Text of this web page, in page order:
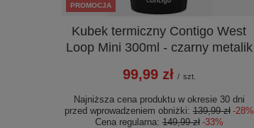
PROMOCJA
Kubek termiczny Contigo West
Loop Mini 300ml - czarny metalik
99,99 zł / szt.
Najniższa cena produktu w okresie 30 dni
przed wprowadzeniem obniżki:139,99 zł -28%
Cena regularna:149,99 zł -33%